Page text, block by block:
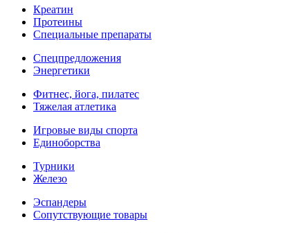
Креатин
Протеины
Специальные препараты
Спецпредложения
Энергетики
Фитнес, йога, пилатес
Тяжелая атлетика
Игровые виды спорта
Единоборства
Турники
Железо
Эспандеры
Сопутствующие товары